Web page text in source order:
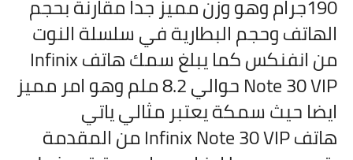
190جرام وهو وزن مميز جدا مقارنة بحجم
الهاتف وحجم البطارية في سلسلة النوت
من انفنكس كما يبلغ سمك هاتفInfinix
Note 30 VIP حوالي 8.2 ملم وهو امر مميز
ايضا حيث سمكة يعتبر مثالي ياتي
هاتف Infinix Note 30 VIP من المقدمة